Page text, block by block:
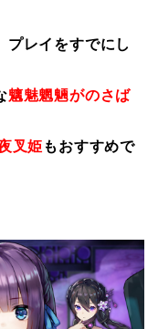
プレイをすでにし
魑魅魍魎がのさば
叉姫 もおすすめで